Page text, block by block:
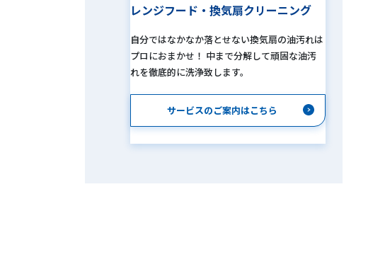
レンジフード・換気扇クリーニング
自分ではなかなか落とせない換気扇の油汚れは
プロにおまかせ！ 中まで分解して頑固な油汚
れを徹底的に洗浄致します。
サービスのご案内はこちら